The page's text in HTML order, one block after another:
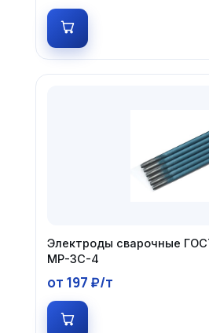
Электроды сварочные
МР-3С-4
от 197 ₽/т